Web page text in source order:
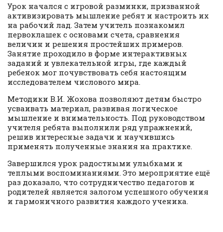
Урок начался с игровой разминки, призванной
активизировать мышление ребят и настроить их
на рабочий лад. Затем учитель познакомил
первоклашек с основами счета, сравнения
величин и решения простейших примеров.
Занятие проходило в форме интерактивных
заданий и увлекательной игры, где каждый
ребенок мог почувствовать себя настоящим
исследователем числового мира.
Методики В.И. Жохова позволяют детям быстро
усваивать материал, развивая логическое
мышление и внимательность. Под руководством
учителя ребята выполнили ряд упражнений,
решив интересные задачи и научившись
применять полученные знания на практике.
Завершился урок радостными улыбками и
теплыми воспоминаниями. Это мероприятие ещё
раз доказало, что сотрудничество педагогов и
родителей является залогом успешного обучения
и гармоничного развития каждого ученика.